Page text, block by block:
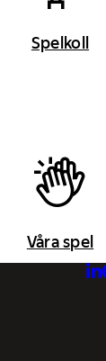
Spelkoll
Våra spel